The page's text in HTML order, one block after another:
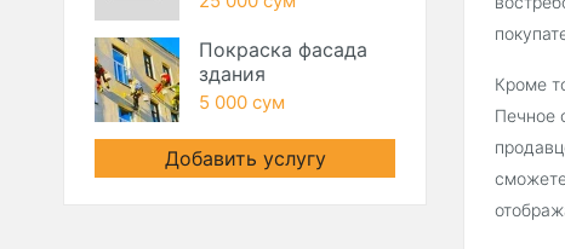
Кроме
Печное
Покраска фасада
здания
5 000 сум
Добавить услугу